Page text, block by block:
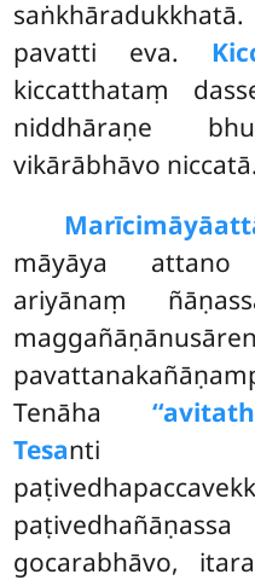
pavatti eva.
kiccatthataṃ
niddhāraṇe
vikārābhāvo niccatā.
māyāya
ariyānaṃ
Tenāha
Tesanti
gocarabhāvo,